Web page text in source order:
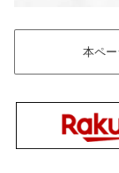
本ペ